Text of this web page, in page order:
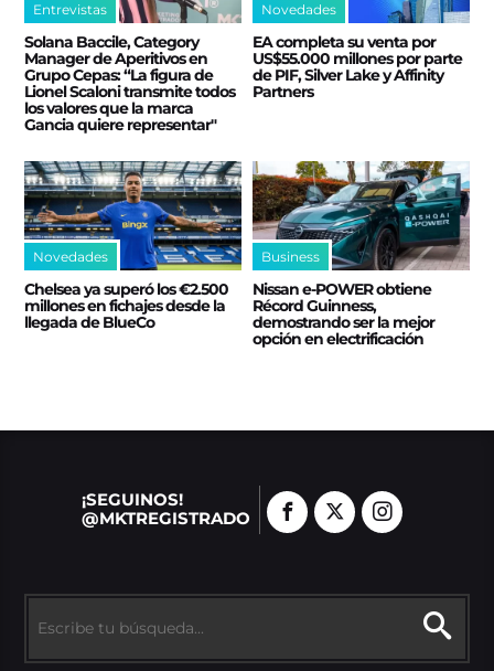
Entrevistas
Solana Baccile, Category
Manager de Aperitivos en
Grupo Cepas: “La figura de
Lionel Scaloni transmite todos
los valores que la marca
Gancia quiere representar"
Novedades
EA completa su venta por
US$55.000 millones por parte
de PIF, Silver Lake y Affinity
Partners
Novedades
Chelsea ya superó los €2.500
millones en fichajes desde la
llegada de BlueCo
Business
Nissan e‑POWER obtiene
Récord Guinness,
demostrando ser la mejor
opción en electrificación
¡SEGUINOS!
@MKTREGISTRADO